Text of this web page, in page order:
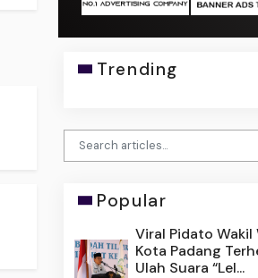
Trending
Popular
Viral Pidato Wakil
Kota Padang
Ulah Suara “Lel...